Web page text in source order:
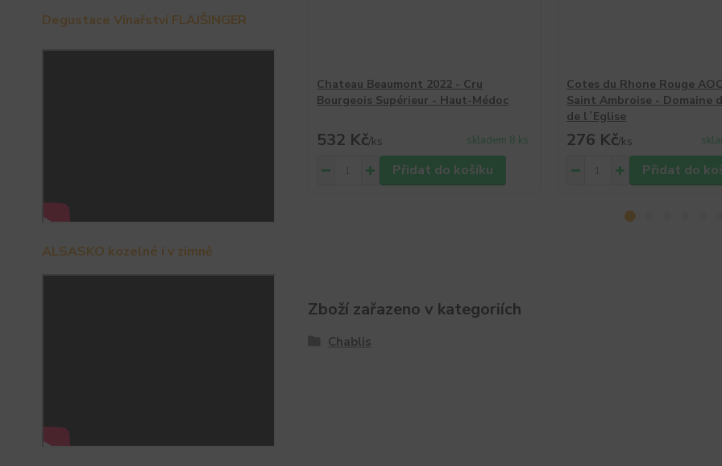
Degustace Vinařství FLAJŠINGER
ALSASKO kozelné i v zimně
Chateau Beaumont 2022 - Cru
Bourgeois Supérieur - Haut-Médoc
532 Kč/ks skladem 8 ks
Přidat do košíku
Cotes du Rhone Rouge
Saint Ambroise - Domaine
de l´Eglise
276 Kč/ks
Přidat do
Zboží zařazeno v kategoriích
Chablis